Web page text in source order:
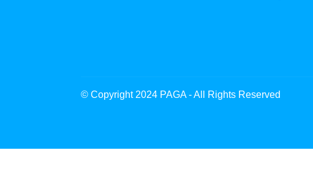
© Copyright 2024 PAGA - All Rights Reserved